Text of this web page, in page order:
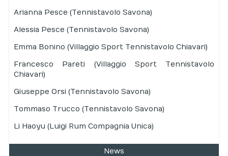
Arianna Pesce (Tennistavolo Savona)
Alessia Pesce (Tennistavolo Savona)
Emma Bonino (Villaggio Sport Tennistavolo Chiavari)
Francesco Pareti (Villaggio Sport Tennistavolo
Chiavari)
Giuseppe Orsi (Tennistavolo Savona)
Tommaso Trucco (Tennistavolo Savona)
Li Haoyu (Luigi Rum Compagnia Unica)
News